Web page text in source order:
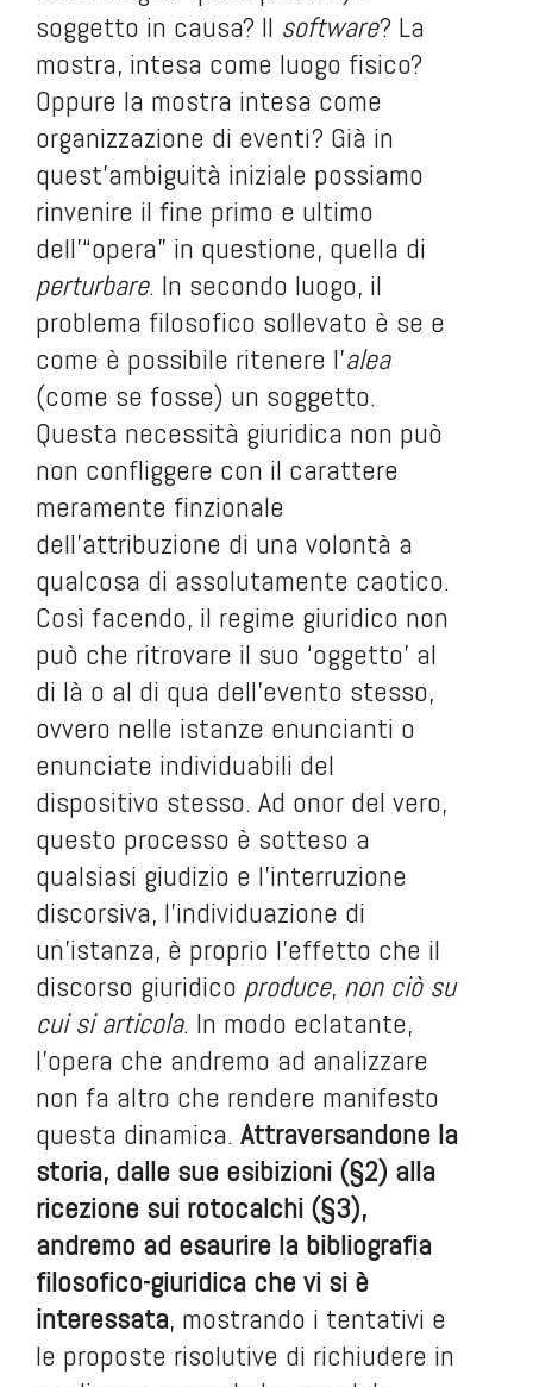
soggetto in causa? Il software? La
mostra, intesa come luogo fisico?
Oppure la mostra intesa come
organizzazione di eventi? Già in
quest’ambiguità iniziale possiamo
rinvenire il fine primo e ultimo
dell’“opera” in questione, quella di
perturbare. In secondo luogo, il
problema filosofico sollevato è se e
come è possibile ritenere l’alea
(come se fosse) un soggetto.
Questa necessità giuridica non può
non confliggere con il carattere
meramente finzionale
dell’attribuzione di una volontà a
qualcosa di assolutamente caotico.
Così facendo, il regime giuridico non
può che ritrovare il suo ‘oggetto’ al
di là o al di qua dell’evento stesso,
ovvero nelle istanze enuncianti o
enunciate individuabili del
dispositivo stesso. Ad onor del vero,
questo processo è sotteso a
qualsiasi giudizio e l’interruzione
discorsiva, l’individuazione di
un’istanza, è proprio l’effetto che il
discorso giuridico produce, non ciò su
cui si articola. In modo eclatante,
l’opera che andremo ad analizzare
non fa altro che rendere manifesto
questa dinamica. Attraversandone la
storia, dalle sue esibizioni (§2) alla
ricezione sui rotocalchi (§3),
andremo ad esaurire la bibliografia
filosofico-giuridica che vi si è
interessata, mostrando i tentativi e
le proposte risolutive di richiudere in